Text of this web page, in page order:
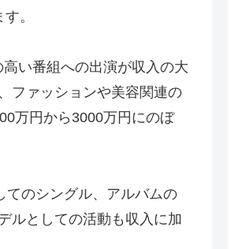
。
い番組への出演が収入の大
ファッションや美容関連の
万円から3000万円にのぼ
てのシングル、アルバムの
ルとしての活動も収入に加